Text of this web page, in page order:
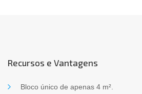
Recursos e Vantagens
Bloco único de apenas 4 m².